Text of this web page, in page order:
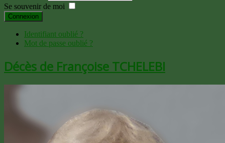
Se souvenir de moi
Connexion
Identifiant oublié ?
Mot de passe oublié ?
Décès de Françoise TCHELEBI